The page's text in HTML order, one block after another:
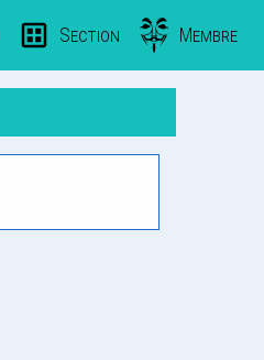
Section Membre